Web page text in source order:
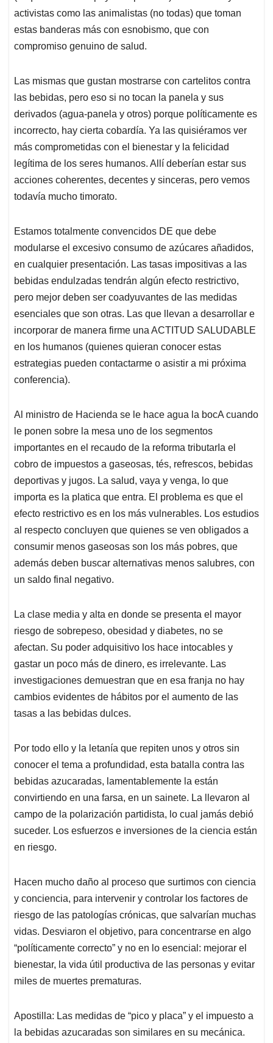
activistas como las animalistas (no todas) que toman
estas banderas más con esnobismo, que con
compromiso genuino de salud.
Las mismas que gustan mostrarse con cartelitos contra
las bebidas, pero eso si no tocan la panela y sus
derivados (agua-panela y otros) porque políticamente es
incorrecto, hay cierta cobardía. Ya las quisiéramos ver
más comprometidas con el bienestar y la felicidad
legítima de los seres humanos. Allí deberían estar sus
acciones coherentes, decentes y sinceras, pero vemos
todavía mucho timorato.
Estamos totalmente convencidos DE que debe
modularse el excesivo consumo de azúcares añadidos,
en cualquier presentación. Las tasas impositivas a las
bebidas endulzadas tendrán algún efecto restrictivo,
pero mejor deben ser coadyuvantes de las medidas
esenciales que son otras. Las que llevan a desarrollar e
incorporar de manera firme una ACTITUD SALUDABLE
en los humanos (quienes quieran conocer estas
estrategias pueden contactarme o asistir a mi próxima
conferencia).
Al ministro de Hacienda se le hace agua la bocA cuando
le ponen sobre la mesa uno de los segmentos
importantes en el recaudo de la reforma tributarIa el
cobro de impuestos a gaseosas, tés, refrescos, bebidas
deportivas y jugos. La salud, vaya y venga, lo que
importa es la platica que entra. El problema es que el
efecto restrictivo es en los más vulnerables. Los estudios
al respecto concluyen que quienes se ven obligados a
consumir menos gaseosas son los más pobres, que
además deben buscar alternativas menos salubres, con
un saldo final negativo.
La clase media y alta en donde se presenta el mayor
riesgo de sobrepeso, obesidad y diabetes, no se
afectan. Su poder adquisitivo los hace intocables y
gastar un poco más de dinero, es irrelevante. Las
investigaciones demuestran que en esa franja no hay
cambios evidentes de hábitos por el aumento de las
tasas a las bebidas dulces.
Por todo ello y la letanía que repiten unos y otros sin
conocer el tema a profundidad, esta batalla contra las
bebidas azucaradas, lamentablemente la están
convirtiendo en una farsa, en un sainete. La llevaron al
campo de la polarización partidista, lo cual jamás debió
suceder. Los esfuerzos e inversiones de la ciencia están
en riesgo.
Hacen mucho daño al proceso que surtimos con ciencia
y conciencia, para intervenir y controlar los factores de
riesgo de las patologías crónicas, que salvarían muchas
vidas. Desviaron el objetivo, para concentrarse en algo
“políticamente correcto” y no en lo esencial: mejorar el
bienestar, la vida útil productiva de las personas y evitar
miles de muertes prematuras.
Apostilla: Las medidas de “pico y placa” y el impuesto a
la bebidas azucaradas son similares en su mecánica.